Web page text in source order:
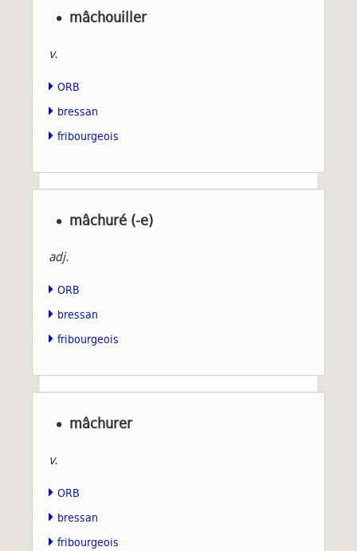
mâchouiller
v.
ORB
bressan
fribourgeois
mâchuré (-e)
adj.
ORB
bressan
fribourgeois
mâchurer
v.
ORB
bressan
fribourgeois